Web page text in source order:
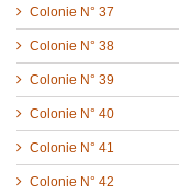
Colonie N° 37
Colonie N° 38
Colonie N° 39
Colonie N° 40
Colonie N° 41
Colonie N° 42